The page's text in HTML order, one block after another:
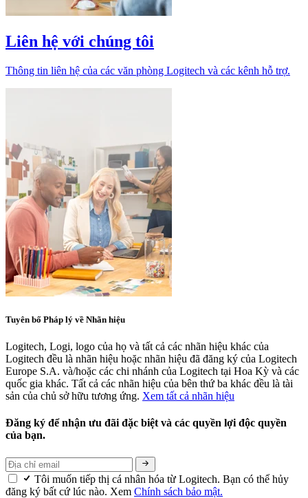
Liên hệ với chúng tôi
Thông tin liên hệ của các văn phòng Logitech và các kênh hỗ trợ.
Tuyên bố Pháp lý về Nhãn hiệu
Logitech, Logi, logo của họ và tất cả các nhãn hiệu khác của
Logitech đều là nhãn hiệu hoặc nhãn hiệu đã đăng ký của Logitech
Europe S.A. và/hoặc các chi nhánh của Logitech tại Hoa Kỳ và các
quốc gia khác. Tất cả các nhãn hiệu của bên thứ ba khác đều là tài
sản của chủ sở hữu tương ứng. Xem tất cả nhãn hiệu
Đăng ký để nhận ưu đãi đặc biệt và các quyền lợi độc quyền
của bạn.
Tôi muốn tiếp thị cá nhân hóa từ Logitech. Bạn có thể hủy
đăng ký bất cứ lúc nào. Xem Chính sách bảo mật.